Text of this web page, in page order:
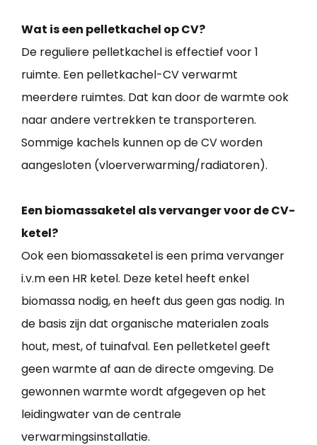
Wat is een pelletkachel op CV?
De reguliere pelletkachel is effectief voor 1
ruimte. Een pelletkachel-CV verwarmt
meerdere ruimtes. Dat kan door de warmte ook
naar andere vertrekken te transporteren.
Sommige kachels kunnen op de CV worden
aangesloten (vloerverwarming/radiatoren).
Een biomassaketel als vervanger voor de CV-
ketel?
Ook een biomassaketel is een prima vervanger
i.v.m een HR ketel. Deze ketel heeft enkel
biomassa nodig, en heeft dus geen gas nodig. In
de basis zijn dat organische materialen zoals
hout, mest, of tuinafval. Een pelletketel geeft
geen warmte af aan de directe omgeving. De
gewonnen warmte wordt afgegeven op het
leidingwater van de centrale
verwarmingsinstallatie.